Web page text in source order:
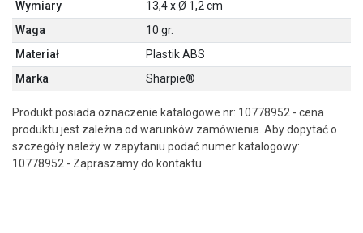
Wymiary
13,4 x Ø 1,2 cm
Waga
10 gr.
Materiał
Plastik ABS
Marka
Sharpie®
Produkt posiada oznaczenie katalogowe nr: 10778952 - cena
produktu jest zależna od warunków zamówienia. Aby dopytać o
szczegóły należy w zapytaniu podać numer katalogowy:
10778952 - Zapraszamy do kontaktu.